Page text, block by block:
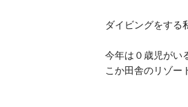
ダイビングをする
今年は０歳児がい
こか田舎のリゾー